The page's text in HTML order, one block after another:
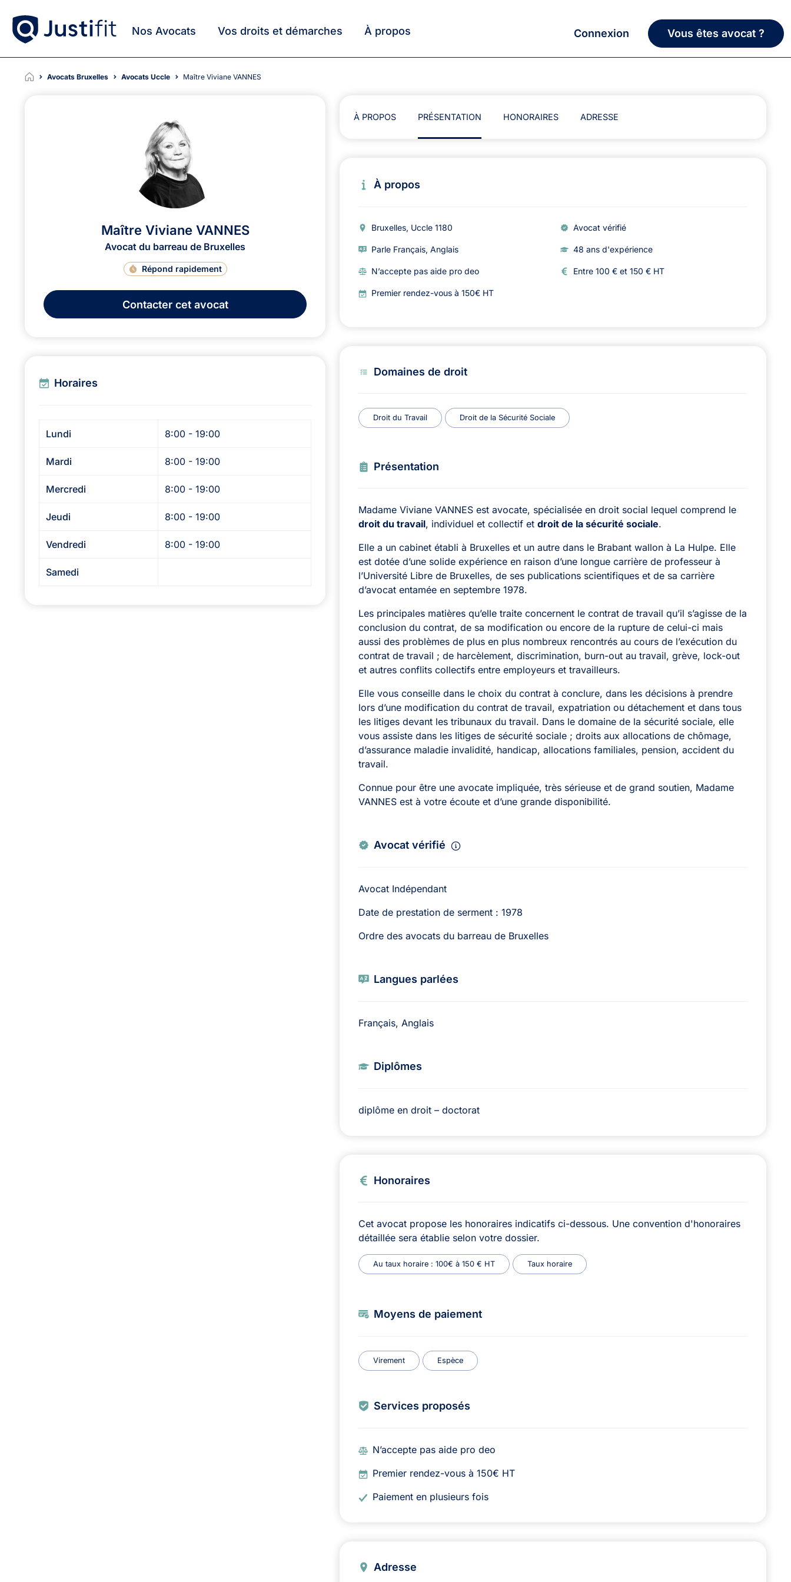
Nos Avocats Vos droits et démarches À propos Connexion Vous êtes avocat ?
Avocats Bruxelles Avocats Uccle Maître Viviane VANNES
Maître Viviane VANNES
Avocat du barreau de Bruxelles
Répond rapidement
Contactercet avocat
Horaires
Lundi 8:00 - 19:00
Mardi 8:00 - 19:00
Mercredi 8:00 - 19:00
Jeudi 8:00 - 19:00
Vendredi 8:00 - 19:00
Samedi
À PROPOS PRÉSENTATION HONORAIRES ADRESSE
À propos
Bruxelles, Uccle 1180 Avocat vérifié
Parle Français, Anglais 48 ans d'expérience
N’accepte pas aide pro deo Entre 100 € et 150 € HT
Premier rendez-vous à 150€ HT
Domaines de droit
Droit du Travail Droit de la Sécurité Sociale
Présentation
Madame Viviane VANNES est avocate, spécialisée en droit social lequel comprend le
droit du travail, individuel et collectif et droit de la sécurité sociale.
Elle a un cabinet établi à Bruxelles et un autre dans le Brabant wallon à La Hulpe. Elle
est dotée d’une solide expérience en raison d’une longue carrière de professeur à
l’Université Libre de Bruxelles, de ses publications scientifiques et de sa carrière
d’avocat entamée en septembre 1978.
Les principales matières qu’elle traite concernent le contrat de travail qu’il s’agisse de la
conclusion du contrat, de sa modification ou encore de la rupture de celui-ci mais
aussi des problèmes de plus en plus nombreux rencontrés au cours de l’exécution du
contrat de travail ; de harcèlement, discrimination, burn-out au travail, grève, lock-out
et autres conflits collectifs entre employeurs et travailleurs.
Elle vous conseille dans le choix du contrat à conclure, dans les décisions à prendre
lors d’une modification du contrat de travail, expatriation ou détachement et dans tous
les litiges devant les tribunaux du travail. Dans le domaine de la sécurité sociale, elle
vous assiste dans les litiges de sécurité sociale ; droits aux allocations de chômage,
d’assurance maladie invalidité, handicap, allocations familiales, pension, accident du
travail.
Connue pour être une avocate impliquée, très sérieuse et de grand soutien, Madame
VANNES est à votre écoute et d’une grande disponibilité.
Avocat vérifié
Avocat Indépendant
Date de prestation de serment : 1978
Ordre des avocats du barreau de Bruxelles
Langues parlées
Français, Anglais
Diplômes
diplôme en droit – doctorat
Honoraires
Cet avocat propose les honoraires indicatifs ci-dessous. Une convention d'honoraires
détaillée sera établie selon votre dossier.
Au taux horaire : 100€ à 150 € HT Taux horaire
Moyens de paiement
Virement Espèce
Services proposés
N’accepte pas aide pro deo
Premier rendez-vous à 150€ HT
Paiement en plusieurs fois
Adresse